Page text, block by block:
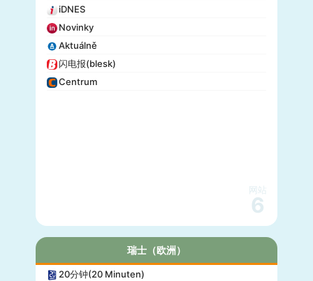
iDNES
Novinky
Aktuálně
闪电报(blesk)
Centrum
网站
6
瑞士（欧洲）
20分钟(20 Minuten)